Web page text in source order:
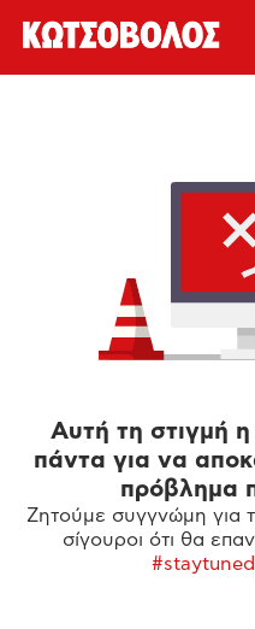
Αυτή τη στιγμή
πάντα για να
πρόβλημα
Ζητούμε συγγνώμη για
σίγουροι ότι θα